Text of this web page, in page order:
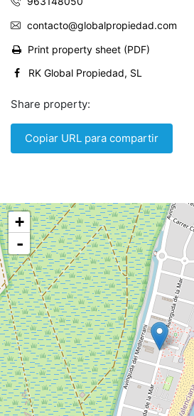
contacto@globalpropiedad.com
Print property sheet (PDF)
RK Global Propiedad, SL
Share property:
Copiar URL para compartir
+
-